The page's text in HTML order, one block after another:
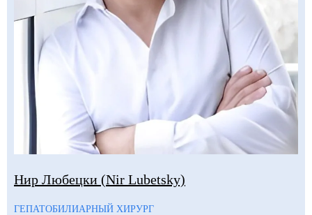
Нир Любецки (Nir Lubetsky)
ГЕПАТОБИЛИАРНЫЙ ХИРУРГ